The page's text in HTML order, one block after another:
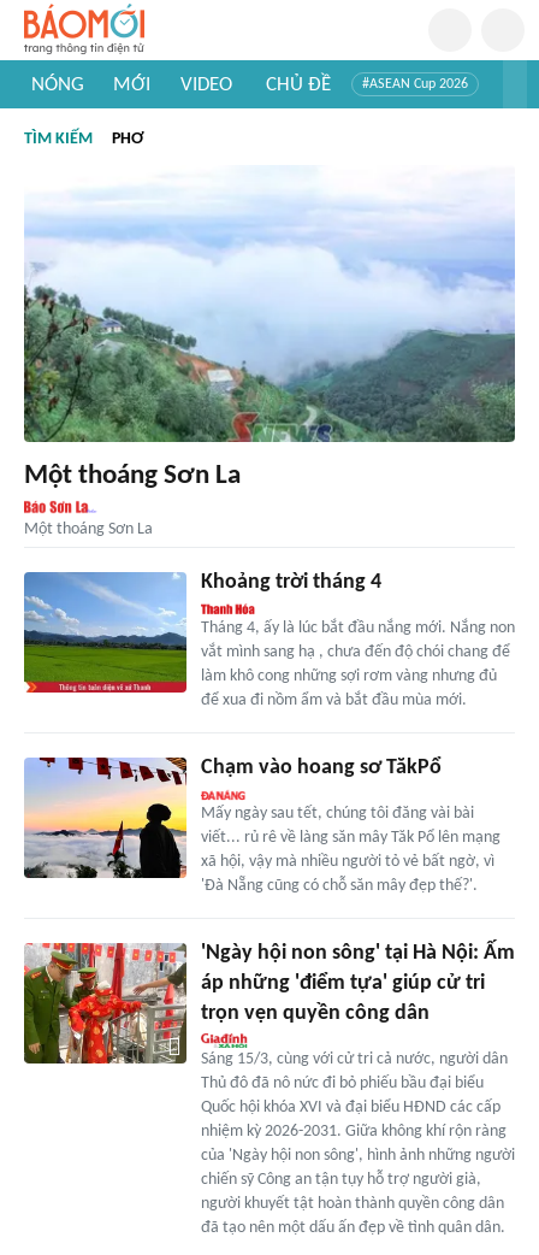
NÓNG MỚI VIDEO CHỦ ĐỀ #ASEAN Cup 2026
#Khám phá thế giới
TÌM KIẾM PHƠ
Một thoáng Sơn La
Một thoáng Sơn La
Khoảng trời tháng 4
Tháng 4, ấy là lúc bắt đầu nắng mới. Nắng non
vắt mình sang hạ , chưa đến độ chói chang để
làm khô cong những sợi rơm vàng nhưng đủ
để xua đi nồm ẩm và bắt đầu mùa mới.
Chạm vào hoang sơ TăkPổ
Mấy ngày sau tết, chúng tôi đăng vài bài
viết... rủ rê về làng săn mây Tăk Pổ lên mạng
xã hội, vậy mà nhiều người tỏ vẻ bất ngờ, vì
'Đà Nẵng cũng có chỗ săn mây đẹp thế?'.
'Ngày hội non sông' tại Hà Nội: Ấm
áp những 'điểm tựa' giúp cử tri
trọn vẹn quyền công dân
Sáng 15/3, cùng với cử tri cả nước, người dân
Thủ đô đã nô nức đi bỏ phiếu bầu đại biểu
Quốc hội khóa XVI và đại biểu HĐND các cấp
nhiệm kỳ 2026-2031. Giữa không khí rộn ràng
của 'Ngày hội non sông', hình ảnh những người
chiến sỹ Công an tận tụy hỗ trợ người già,
người khuyết tật hoàn thành quyền công dân
đã tạo nên một dấu ấn đẹp về tình quân dân.